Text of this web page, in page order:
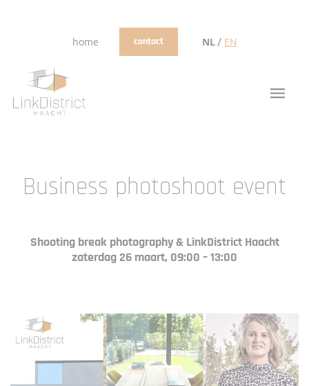
home contact NL/ EN
Business photoshoot event
Shooting break photography & LinkDistrict Haacht
zaterdag 26 maart, 09:00 – 13:00